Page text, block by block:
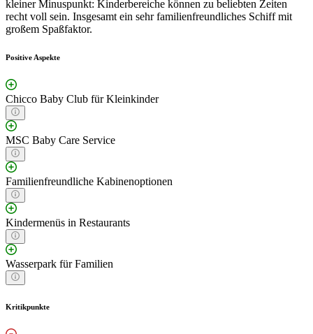
kleiner Minuspunkt: Kinderbereiche können zu beliebten Zeiten
recht voll sein. Insgesamt ein sehr familienfreundliches Schiff mit
großem Spaßfaktor.
Positive Aspekte
Chicco Baby Club für Kleinkinder
MSC Baby Care Service
Familienfreundliche Kabinenoptionen
Kindermenüs in Restaurants
Wasserpark für Familien
Kritikpunkte